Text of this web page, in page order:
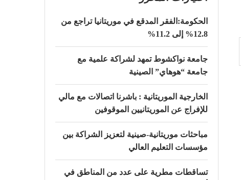
الحكومة:الفقر المدقع في موريتانيا تراجع من
12.8% إلى 11.2%
جامعة نواكشوط تمهد لشراكة علمية مع
جامعة “هوهاي” الصينية
الخارجية الموريتانية : باشرنا اتصالات مع مالي
للإفراج عن الموريتانيين الموقوفين
مباحثات موريتانية-صينية لتعزيز الشراكة بين
مؤسسات التعليم العالي
تساقطات مطرية على عدد من المناطق في